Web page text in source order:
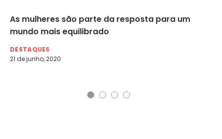
As mulheres são parte da resposta para um
mundo mais equilibrado
DESTAQUES
21 de junho, 2020